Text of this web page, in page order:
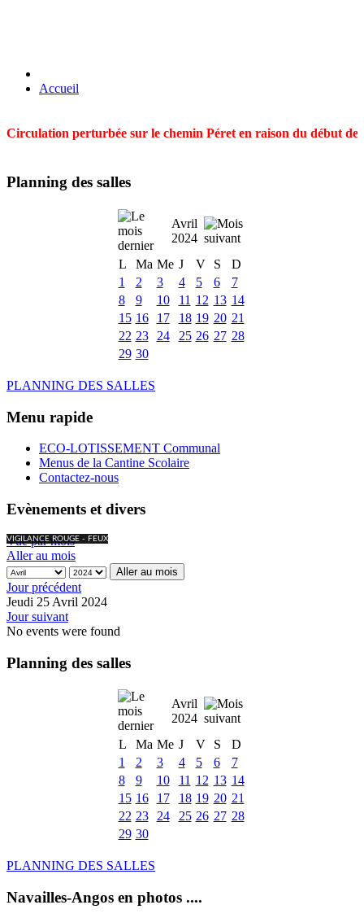
Accueil
Circulation perturbée sur le chemin Péret en raison du début
Planning des salles
Avril
2024
L
Ma Me J V S
D
1
2 3 4 5 6
7
8
9 10 11 12 13 14
15 16 17 18 19 20 21
22 23 24 25 26 27 28
29 30
PLANNING DES SALLES
Menu rapide
ECO-LOTISSEMENT Communal
Menus de la Cantine Scolaire
Contactez-nous
Evènements et divers
VIGILANCE ROUGE - FEUX
Vue par mois
Aller au mois
Aller au mois
Jour précédent
Jeudi 25 Avril 2024
Jour suivant
No events were found
Planning des salles
Avril
2024
L
Ma Me J V S
D
1
2 3 4 5 6
7
8
9 10 11 12 13 14
15 16 17 18 19 20 21
22 23 24 25 26 27 28
29 30
PLANNING DES SALLES
Navailles-Angos en photos ....